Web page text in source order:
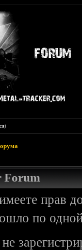
)
Forum
прав
по